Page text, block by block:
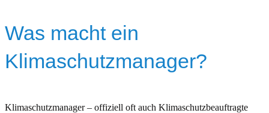
Was macht ein
Klimaschutzmanager?
Klimaschutzmanager – offiziell oft auch Klimaschutzbeauftragte